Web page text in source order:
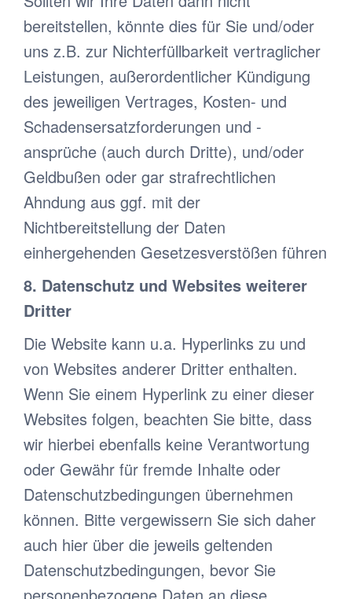
bereitstellen, könnte dies für Sie und/oder
uns z.B. zur Nichterfüllbarkeit vertraglicher
Leistungen, außerordentlicher Kündigung
des jeweiligen Vertrages, Kosten- und
Schadensersatzforderungen und -
ansprüche (auch durch Dritte), und/oder
Geldbußen oder gar strafrechtlichen
Ahndung aus ggf. mit der
Nichtbereitstellung der Daten
einhergehenden Gesetzesverstößen führen
8. Datenschutz und Websites weiterer
Dritter
Die Website kann u.a. Hyperlinks zu und
von Websites anderer Dritter enthalten.
Wenn Sie einem Hyperlink zu einer dieser
Websites folgen, beachten Sie bitte, dass
wir hierbei ebenfalls keine Verantwortung
oder Gewähr für fremde Inhalte oder
Datenschutzbedingungen übernehmen
können. Bitte vergewissern Sie sich daher
auch hier über die jeweils geltenden
Datenschutzbedingungen, bevor Sie